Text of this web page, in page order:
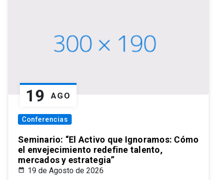
19 AGO
Conferencias
Seminario: “El Activo que Ignoramos: Cómo
el envejecimiento redefine talento,
mercados y estrategia”
19 de Agosto de 2026